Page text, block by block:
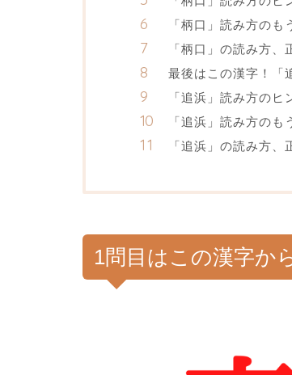
「柄口」読み方の
「柄口」の読み方、
最後はこの漢字！「
「追浜」読み方のヒ
「追浜」読み方の
「追浜」の読み方、
1問目はこの漢字か